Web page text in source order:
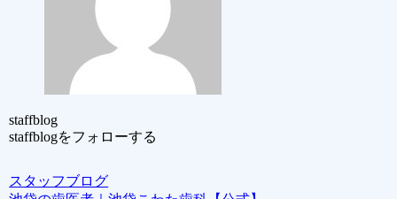
staffblog
staffblogをフォローする
スタッフブログ